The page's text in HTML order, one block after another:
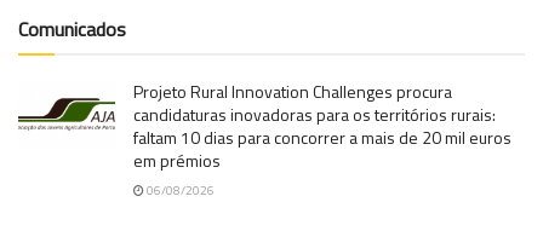
Comunicados
Projeto Rural Innovation Challenges procura
candidaturas inovadoras para os territórios rurais:
faltam 10 dias para concorrer a mais de 20 mil euros
em prémios
06/08/2026